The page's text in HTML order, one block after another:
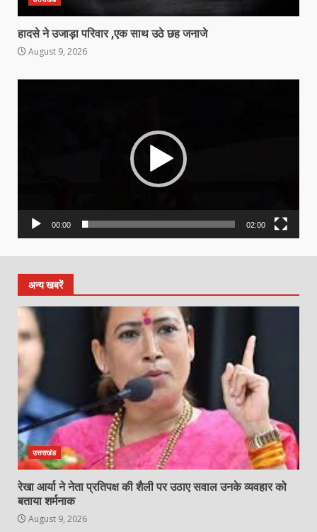
हादसे ने उजाड़ा परिवार ,एक साथ उठे छह जनाजे
August 9, 2026
00:00 02:00
अन्य खबरें
उत्तराखंड
रेखा आर्या ने नेता प्रतिपक्ष की शैली पर उठाए सवाल उनके व्यवहार को
बताया शर्मनाक
August 9, 2026